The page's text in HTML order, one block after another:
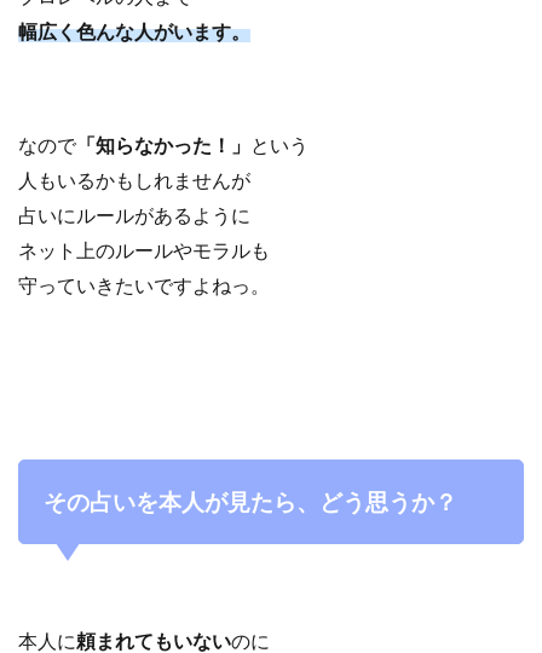
幅広く色んな人がいます。
なので「知らなかった！」 という
人もいるかもしれませんが
占いにルールがあるように
ネット上のルールやモラルも
守っていきたいですよねっ。
その占いを本人が見たら、どう思うか？
本人に頼まれてもいないのに